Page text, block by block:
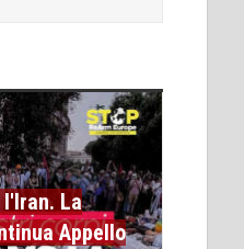
La
Appello